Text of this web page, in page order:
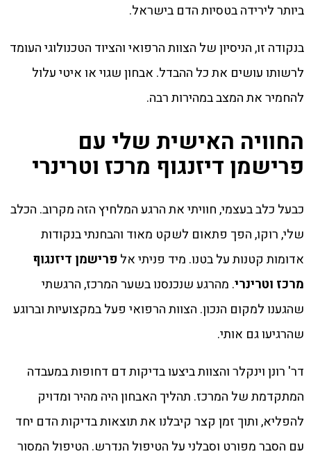
ביותר לירידה בטסיות הדם בישראל.
בנקודה זו, הניסיון של הצוות הרפואי והציוד הטכנולוגי העומד
לרשותו עושים את כל ההבדל. אבחון שגוי או איטי עלול
להחמיר את המצב במהירות רבה.
החוויה האישית שלי עם
פרישמן דיזנגוף מרכז וטרינרי
כבעל כלב בעצמי, חוויתי את הרגע המלחיץ הזה מקרוב. הכלב
שלי, רוקו, הפך פתאום לשקט מאוד והבחנתי בנקודות
אדומות קטנות על בטנו. מיד פניתי אל פרישמן דיזנגוף
מרכז וטרינרי. מהרגע שנכנסנו בשער המרכז, הרגשתי
שהגענו למקום הנכון. הצוות הרפואי פעל במקצועיות וברוגע
שהרגיעו גם אותי.
דר' רונן וינקלר והצוות ביצעו בדיקות דם דחופות במעבדה
המתקדמת של המרכז. תהליך האבחון היה מהיר ומדויק
להפליא, ותוך זמן קצר קיבלנו את תוצאות בדיקות הדם יחד
עם הסבר מפורט וסבלני על הטיפול הנדרש. הטיפול המסור